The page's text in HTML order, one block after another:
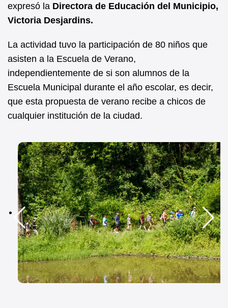
expresó la Directora de Educación del Municipio,
Victoria Desjardins.
La actividad tuvo la participación de 80 niños que
asisten a la Escuela de Verano,
independientemente de si son alumnos de la
Escuela Municipal durante el año escolar, es decir,
que esta propuesta de verano recibe a chicos de
cualquier institución de la ciudad.